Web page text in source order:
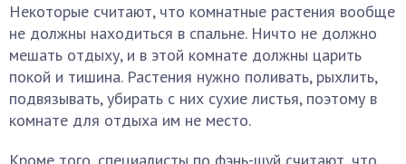
Некоторые считают, что комнатные растения вообще
не должны находиться в спальне. Ничто не должно
мешать отдыху, и в этой комнате должны царить
покой и тишина. Растения нужно поливать, рыхлить,
подвязывать, убирать с них сухие листья, поэтому в
комнате для отдыха им не место.